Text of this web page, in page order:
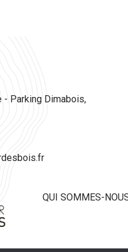
- Parking Dimabois,
QUI SOMMES-